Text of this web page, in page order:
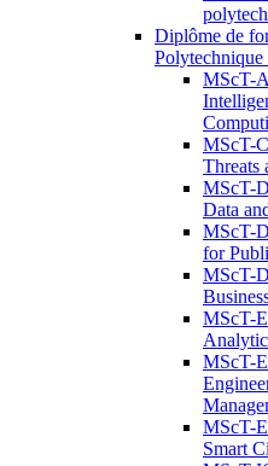
Diplôme de
MScT-
MScT-
Threats
MScT-
Data
MScT-
for
MScT-
MScT-
MScT-
MScT-
Smart